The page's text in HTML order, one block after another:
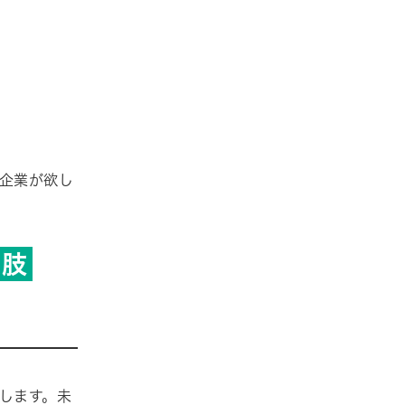
業が欲し
ます。未